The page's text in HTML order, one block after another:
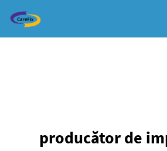
producător de